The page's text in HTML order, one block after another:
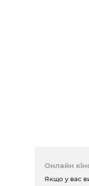
Онлайн
Якщо у вас